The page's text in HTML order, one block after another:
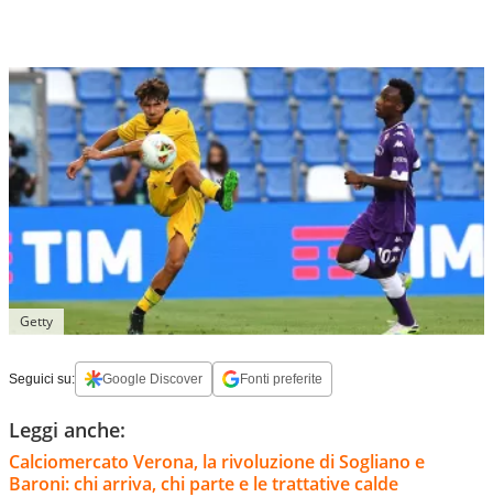
Getty
Seguici su: Google Discover Fonti preferite
Leggi anche:
Calciomercato Verona, la rivoluzione di Sogliano e
Baroni: chi arriva, chi parte e le trattative calde